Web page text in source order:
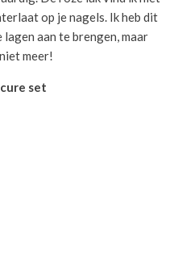
op je nagels. Ik heb dit
aan te brengen, maar
meer!
set